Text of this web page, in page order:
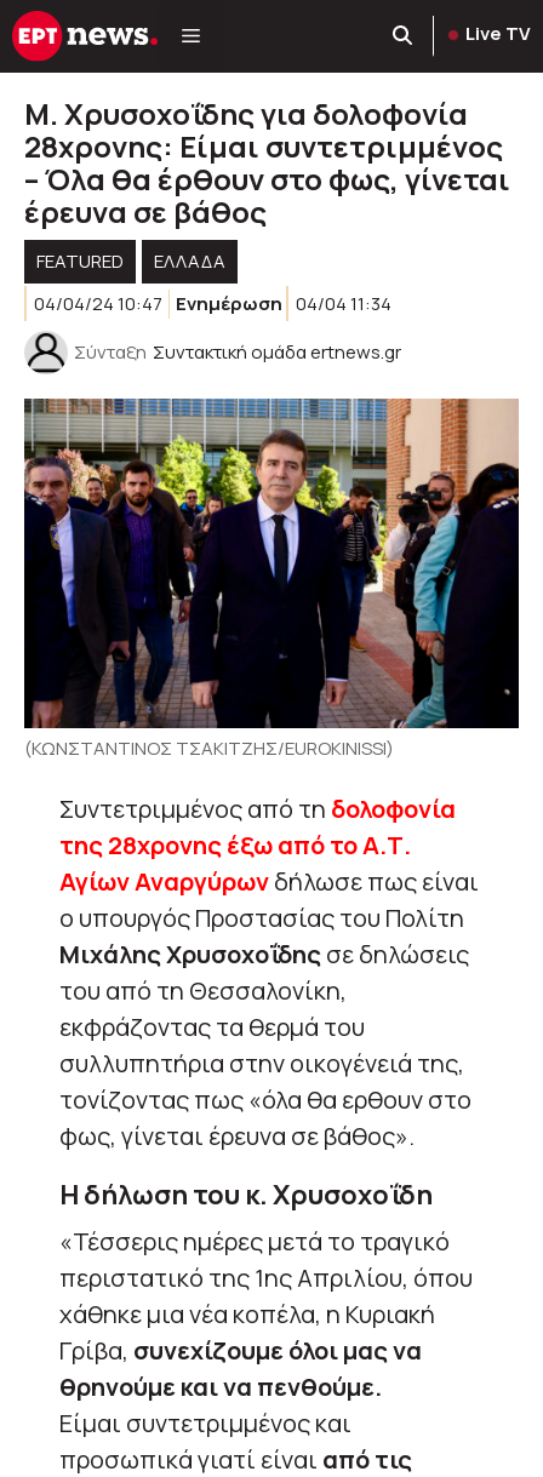
Μετάβαση
σε
Live TV
Μ. Χρυσοχοΐδης για δολοφονία
28χρονης: Είμαι συντετριμμένος
– Όλα θα έρθουν στο φως, γίνεται
έρευνα σε βάθος
FEATURED
ΕΛΛΑΔΑ
04/04/24 10:47
Ενημέρωση 04/04 11:34
Σύνταξη Συντακτική ομάδα ertnews.gr
(ΚΩΝΣΤΑΝΤΙΝΟΣ ΤΣΑΚΙΤΖΗΣ/EUROKINISSI)
Συντετριμμένος από τη δολοφονία
της 28χρονης έξω από το Α.Τ.
Αγίων Αναργύρωνδήλωσε πως είναι
ο υπουργός Προστασίας του Πολίτη
Μιχάλης Χρυσοχοΐδηςσε δηλώσεις
του από τη Θεσσαλονίκη,
εκφράζοντας τα θερμά του
συλλυπητήρια στην οικογένειά της,
τονίζοντας πως «όλα θα ερθουν στο
φως, γίνεται έρευνα σε βάθος».
Η δήλωση του κ. Χρυσοχοΐδη
«Τέσσερις ημέρες μετά το τραγικό
περιστατικό της 1ης Απριλίου, όπου
χάθηκε μια νέα κοπέλα, η Κυριακή
Γρίβα, συνεχίζουμε όλοι μας να
θρηνούμε και να πενθούμε.
Είμαι συντετριμμένος και
προσωπικά γιατί είναι από τις